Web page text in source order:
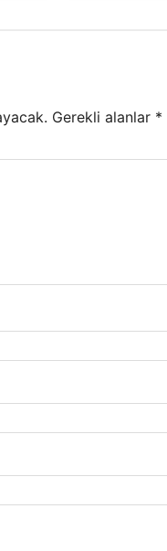
Gerekli alanlar *